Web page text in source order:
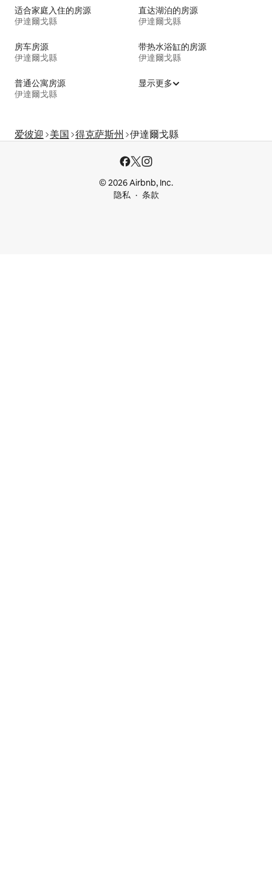
适合家庭入住的房源
伊達爾戈縣
直达湖泊的房源
伊達爾戈縣
房车房源
伊達爾戈縣
带热水浴缸的房源
伊達爾戈縣
普通公寓房源
伊達爾戈縣
显示更多
爱彼迎 美国 得克萨斯州 伊達爾戈縣
© 2026 Airbnb, Inc.
隐私
条款